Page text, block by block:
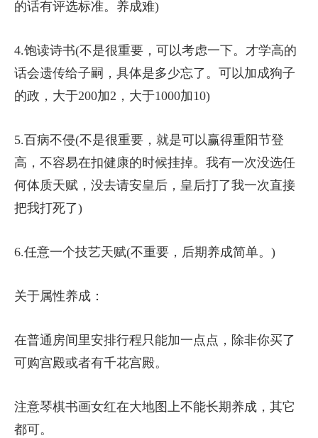
的话有评选标准。养成难)
4.饱读诗书(不是很重要，可以考虑一下。才学高的
话会遗传给子嗣，具体是多少忘了。可以加成狗子
的政，大于200加2，大于1000加10)
5.百病不侵(不是很重要，就是可以赢得重阳节登
高，不容易在扣健康的时候挂掉。我有一次没选任
何体质天赋，没去请安皇后，皇后打了我一次直接
把我打死了)
6.任意一个技艺天赋(不重要，后期养成简单。)
关于属性养成：
在普通房间里安排行程只能加一点点，除非你买了
可购宫殿或者有千花宫殿。
注意琴棋书画女红在大地图上不能长期养成，其它
都可。